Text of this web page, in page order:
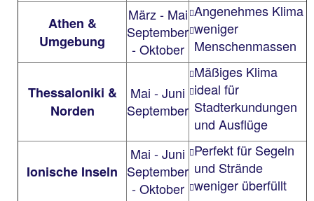
Athen &
Umgebung
März - Mai
September
- Oktober
Angenehmes Klima
weniger
Menschenmassen
Thessaloniki &
Norden
Mai - Juni
September
Mäßiges Klima
ideal für
Stadterkundungen
und Ausflüge
Ionische Inseln
Mai - Juni
September
- Oktober
Perfekt für Segeln
und Strände
weniger überfüllt